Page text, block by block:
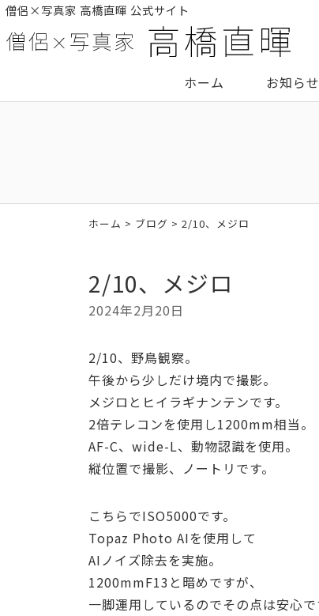
僧侶×写真家 高橋直暉 公式サイト
ホーム お知らせ
ホーム > ブログ > 2/10、メジロ
2/10、メジロ
2024年2月20日
2/10、野鳥観察。
午後から少しだけ境内で撮影。
メジロとヒイラギナンテンです。
2倍テレコンを使用し1200mm相当。
AF-C、wide-L、動物認識を使用。
縦位置で撮影、ノートリです。
こちらでISO5000です。
Topaz Photo AIを使用して
AIノイズ除去を実施。
1200mmF13と暗めですが、
一脚運用しているのでその点は安心で